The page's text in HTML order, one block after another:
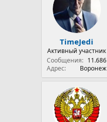
TimeJedi
Активный участник
Сообщения
11.686
Адрес
Воронеж